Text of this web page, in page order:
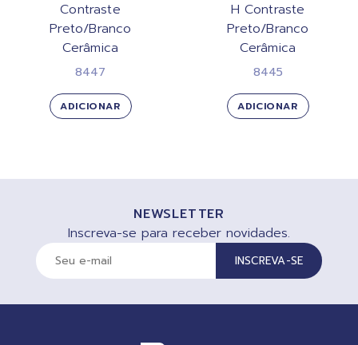
Contraste
Preto/Branco
Cerâmica
8447
ADICIONAR
H Contraste
Preto/Branco
Cerâmica
8445
ADICIONAR
NEWSLETTER
Inscreva-se para receber novidades.
INSCREVA-SE